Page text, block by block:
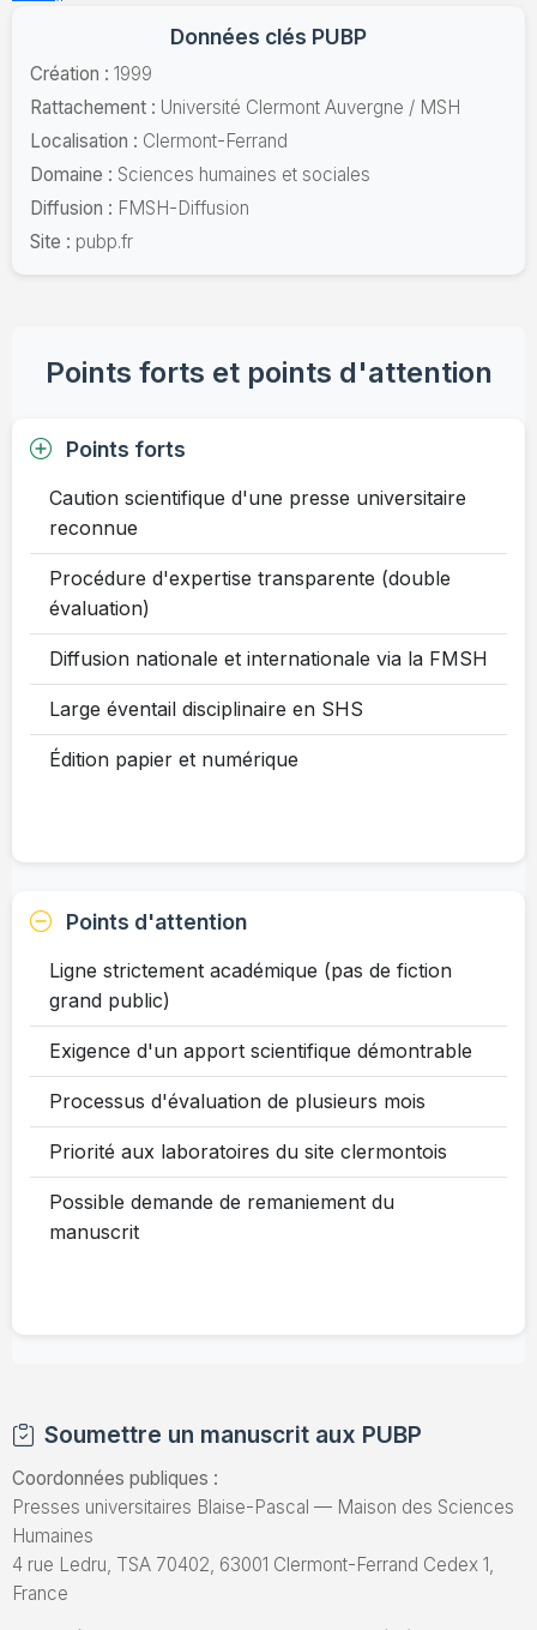
Données clés PUBP
Création : 1999
Rattachement : Université Clermont Auvergne / MSH
Localisation : Clermont-Ferrand
Domaine : Sciences humaines et sociales
Diffusion : FMSH-Diffusion
Site : pubp.fr
Points forts et points d'attention
Points forts
Caution scientifique d'une presse universitaire
reconnue
Procédure d'expertise transparente (double
évaluation)
Diffusion nationale et internationale via la FMSH
Large éventail disciplinaire en SHS
Édition papier et numérique
Points d'attention
Ligne strictement académique (pas de fiction
grand public)
Exigence d'un apport scientifique démontrable
Processus d'évaluation de plusieurs mois
Priorité aux laboratoires du site clermontois
Possible demande de remaniement du
manuscrit
Soumettre un manuscrit aux PUBP
Coordonnées publiques :
Presses universitaires Blaise-Pascal — Maison des Sciences
Humaines
4 rue Ledru, TSA 70402, 63001 Clermont-Ferrand Cedex 1,
France